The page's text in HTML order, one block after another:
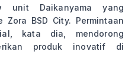
unit Daikanyama yang
BSD City. Permintaan
kata dia, mendorong
produk inovatif di